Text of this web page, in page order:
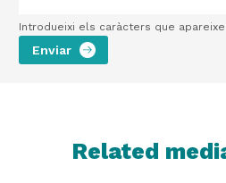
Introdueixi els caràcters que
Related